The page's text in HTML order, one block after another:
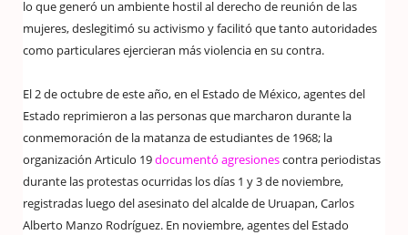
lo que generó un ambiente hostil al derecho de reunión de las
mujeres, deslegitimó su activismo y facilitó que tanto autoridades
como particulares ejercieran más violencia en su contra.
El 2 de octubre de este año, en el Estado de México, agentes del
Estado reprimieron a las personas que marcharon durante la
conmemoración de la matanza de estudiantes de 1968; la
organización Articulo 19documentó agresionescontra periodistas
durante las protestas ocurridas los días 1 y 3 de noviembre,
registradas luego del asesinato del alcalde de Uruapan, Carlos
Alberto Manzo Rodríguez. En noviembre, agentes del Estado